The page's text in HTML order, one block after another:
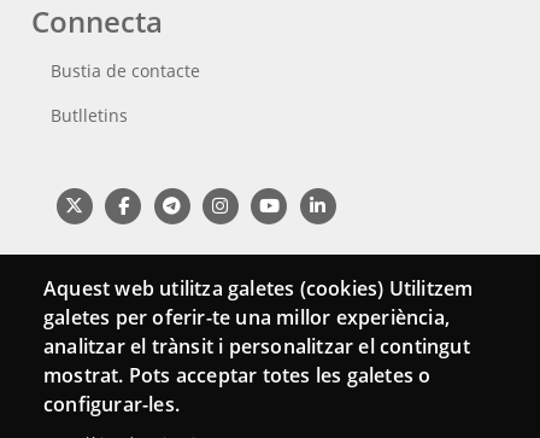
Connecta
Bustia de contacte
Butlletins
Aquest web utilitza galetes (cookies) Utilitzem
galetes per oferir-te una millor experiència,
analitzar el trànsit i personalitzar el contingut
mostrat. Pots acceptar totes les galetes o
configurar-les.